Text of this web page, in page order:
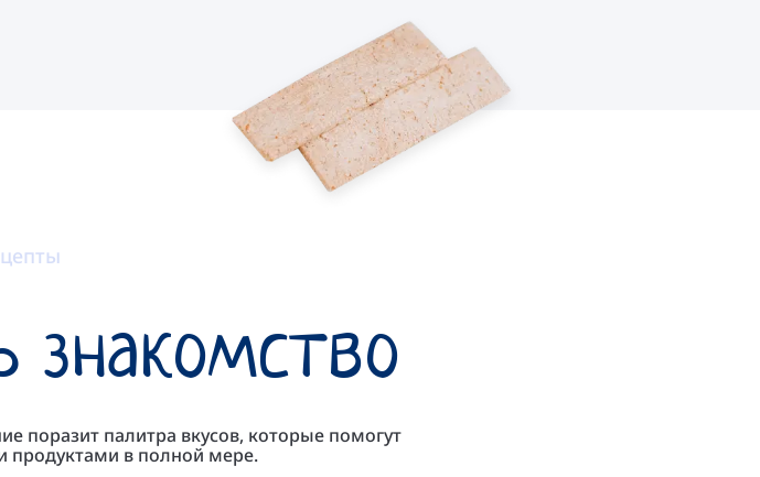
знакомство
поразит палитра вкусов, которые помогут
продуктами в полной мере.